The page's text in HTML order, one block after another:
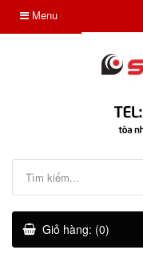
Menu
Giỏ hàng: (0)